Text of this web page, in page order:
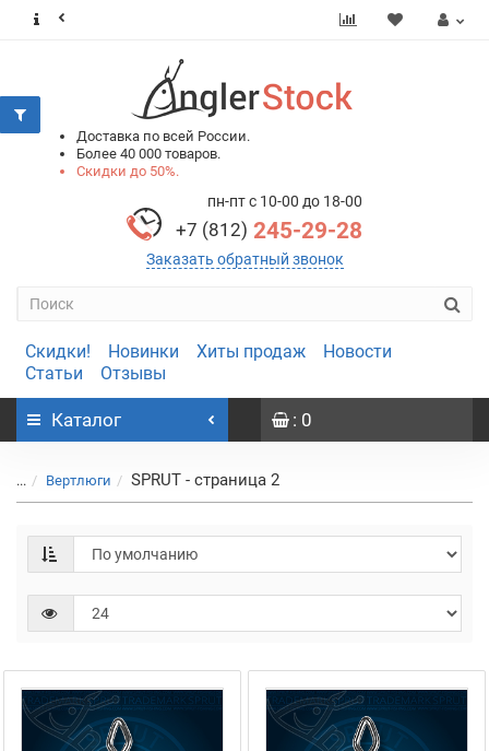
Доставка по всей России.
Более 40 000 товаров.
Скидки до 50%.
пн-пт с 10-00 до 18-00
+7 (812) 245-29-28
Заказать обратный звонок
Скидки! Новинки Хиты продаж
Новости
Статьи
Отзывы
Каталог : 0
... Вертлюги SPRUT - страница 2